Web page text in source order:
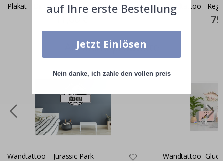
Plakat - Dinosaurier / Brontosaurus Wandtattoo -
Ähnliche produkte
Wandtattoo – Jurassic Park
Wandtattoo -
auf Ihre erste Bestellung
Jetzt Einlösen
Nein danke, ich zahle den vollen preis